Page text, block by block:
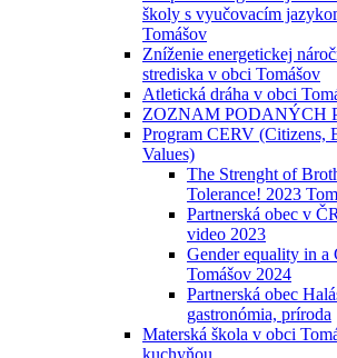
školy s vyučovacím
Tomášov
Zníženie energetickej
strediska v obci Tomášov
Atletická dráha v obci
ZOZNAM PODANÝCH
Program CERV (Citizens,
Values)
The Strenght of
Tolerance! 2023
Partnerská obec v
video 2023
Gender equality in a
Tomášov 2024
Partnerská obec
gastronómia, príroda
Materská škola v obci
kuchyňou